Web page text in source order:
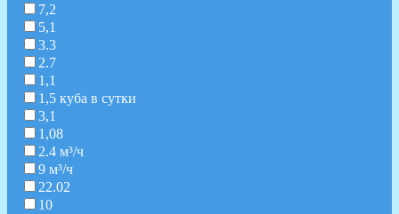
7,2
5,1
3.3
2.7
1,1
1,5 куба в сутки
3,1
1,08
2.4 м³/ч
9 м³/ч
22.02
10